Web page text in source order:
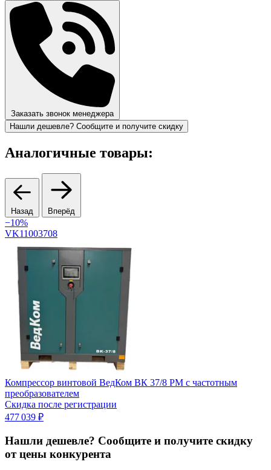
Заказать звонок менеджера
Нашли дешевле? Сообщите и получите скидку
Аналогичные товары:
Назад Вперёд
−10%
VK11003708
Компрессор винтовой ВедКом ВК 37/8 PM с частотным
преобразователем
Скидка после регистрации
477 039 ₽
Нашли дешевле? Сообщите и получите скидку
от цены конкурента